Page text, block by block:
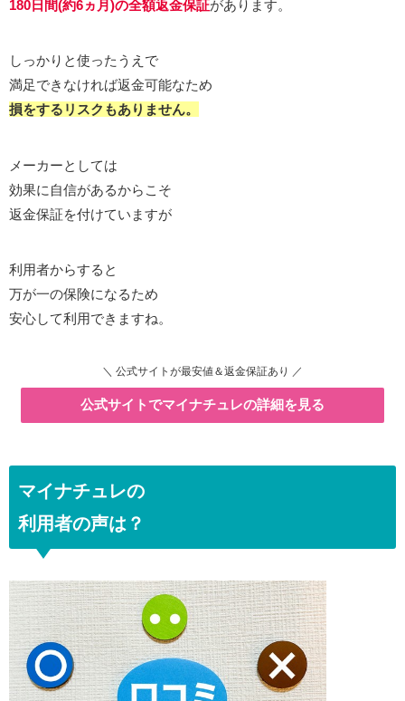
180日間(約6ヵ月)の全額返金保証があります。
しっかりと使ったうえで
満足できなければ返金可能なため
損をするリスクもありません。
メーカーとしては
効果に自信があるからこそ
返金保証を付けていますが
利用者からすると
万が一の保険になるため
安心して利用できますね。
＼ 公式サイトが最安値＆返金保証あり ／
公式サイトでマイナチュレの詳細を見る
マイナチュレの
利用者の声は？